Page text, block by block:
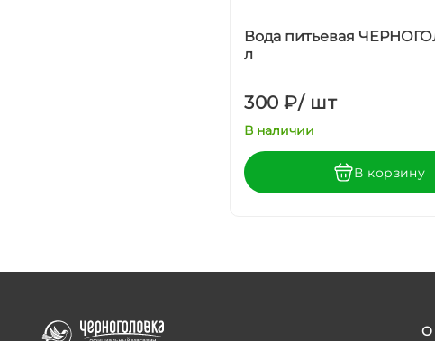
Вода питьевая
л
300 ₽/ шт
В наличии
В корзину